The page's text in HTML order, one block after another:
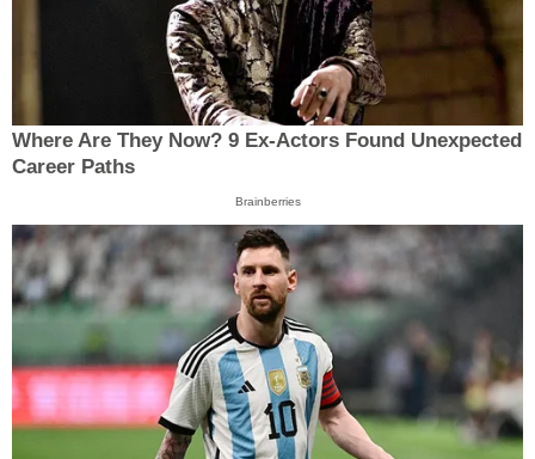
Where Are They Now? 9 Ex-Actors Found Unexpected
Career Paths
Brainberries